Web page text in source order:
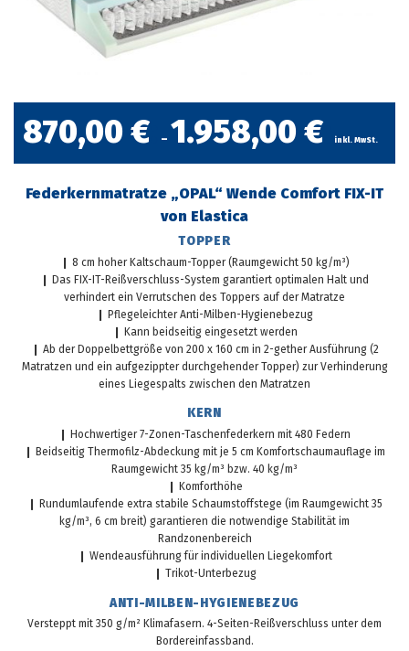
870,00 € – 1.958,00 € inkl. MwSt.
Federkernmatratze „OPAL“ Wende Comfort FIX-IT
von Elastica
TOPPER
❙ 8 cm hoher Kaltschaum-Topper (Raumgewicht 50 kg/m³)
❙ Das FIX-IT-Reißverschluss-System garantiert optimalen Halt und
verhindert ein Verrutschen des Toppers auf der Matratze
❙ Pflegeleichter Anti-Milben-Hygienebezug
❙ Kann beidseitig eingesetzt werden
❙ Ab der Doppelbettgröße von 200 x 160 cm in 2-gether Ausführung (2
Matratzen und ein aufgezippter durchgehender Topper) zur Verhinderung
eines Liegespalts zwischen den Matratzen
KERN
❙ Hochwertiger 7-Zonen-Taschenfederkern mit 480 Federn
❙ Beidseitig Thermofilz-Abdeckung mit je 5 cm Komfortschaumauflage im
Raumgewicht 35 kg/m³ bzw. 40 kg/m³
❙ Komforthöhe
❙ Rundumlaufende extra stabile Schaumstoffstege (im Raumgewicht 35
kg/m³, 6 cm breit) garantieren die notwendige Stabilität im
Randzonenbereich
❙ Wendeausführung für individuellen Liegekomfort
❙ Trikot-Unterbezug
ANTI-MILBEN-HYGIENEBEZUG
Versteppt mit 350 g/m² Klimafasern. 4-Seiten-Reißverschluss unter dem
Bordereinfassband.